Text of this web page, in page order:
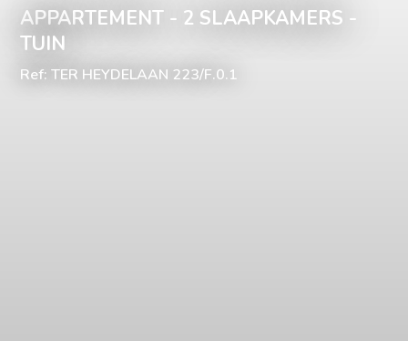
APPARTEMENT - 2 SLAAPKAMERS -
TUIN
Ref: TER HEYDELAAN 223/F.0.1